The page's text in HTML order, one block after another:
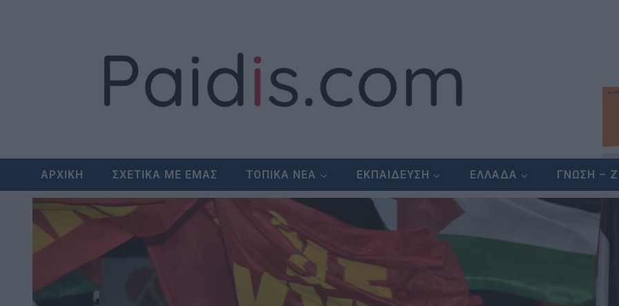
ΑΡΧΙΚΗ ΣΧΕΤΙΚΑ ΜΕ ΕΜΑΣ ΤΟΠΙΚΑ ΝΕΑ ΕΚΠΑΙΔΕΥΣΗ ΕΛΛΑΔΑ ΓΝΩΣΗ –